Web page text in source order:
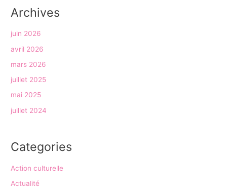
Archives
juin 2026
avril 2026
mars 2026
juillet 2025
mai 2025
juillet 2024
Categories
Action culturelle
Actualité